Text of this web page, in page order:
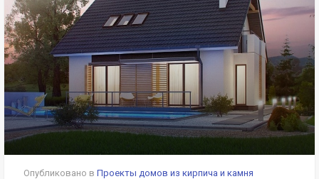
Опубликовано в Проекты домов из кирпича и камня